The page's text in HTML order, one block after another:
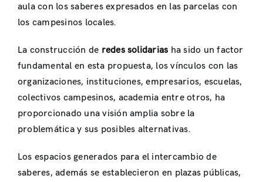
aula con los saberes expresados en las parcelas con
los campesinos locales.
La construcción de redes solidarias ha sido un factor
fundamental en esta propuesta, los vínculos con las
organizaciones, instituciones, empresarios, escuelas,
colectivos campesinos, academia entre otros, ha
proporcionado una visión amplia sobre la
problemática y sus posibles alternativas.
Los espacios generados para el intercambio de
saberes, además se establecieron en plazas públicas,